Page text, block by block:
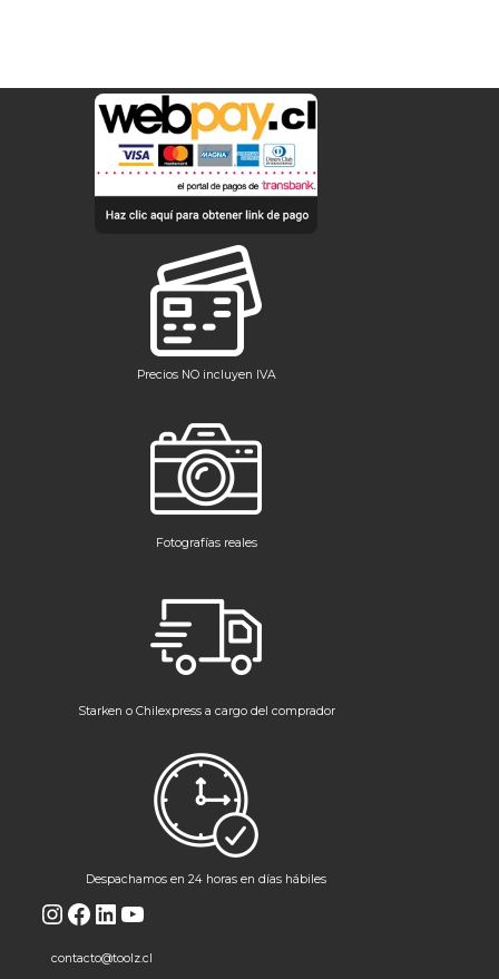
Precios NO incluyen IVA
Fotografías reales
Starken o Chilexpress a cargo del comprador
Despachamos en 24 horas en días hábiles
Instagram
Facebook
LinkedIn
YouTube
contacto@toolz.cl